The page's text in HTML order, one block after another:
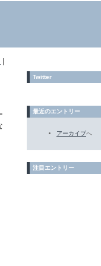
Twitter
最近のエントリー
アーカイブへ
注目エントリー